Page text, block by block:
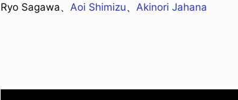
Ryo Sagawa、 Aoi Shimizu、 Akinori Jahana